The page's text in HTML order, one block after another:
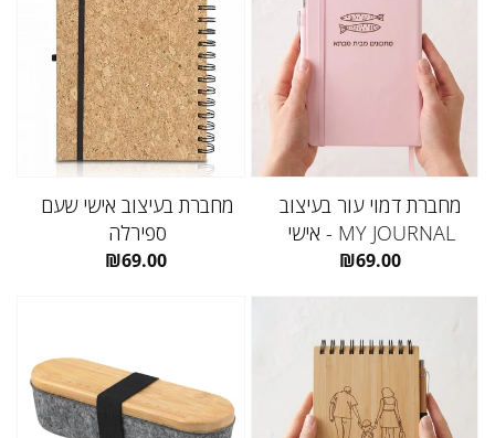
מחברת בעיצוב אישי שעם
ספירלה
מחיר
₪69.00
מחברת דמוי עור בעיצוב
אישי - MY JOURNAL
מחיר
₪69.00